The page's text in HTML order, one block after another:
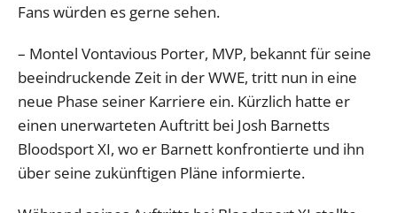
Fans würden es gerne sehen.
– Montel Vontavious Porter, MVP, bekannt für seine
beeindruckende Zeit in der WWE, tritt nun in eine
neue Phase seiner Karriere ein. Kürzlich hatte er
einen unerwarteten Auftritt bei Josh Barnetts
Bloodsport XI, wo er Barnett konfrontierte und ihn
über seine zukünftigen Pläne informierte.